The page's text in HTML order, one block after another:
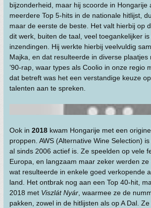
bijzonderheid, maar hij scoorde in Hongarije
meerdere Top 5-hits in de nationale hitlijst,
maar de eerste de beste. Het valt hierbij op
dit werk, buiten de taal, veel toegankelijker
inzendingen. Hij werkte hierbij veelvuldig
Majka, en dat resulteerde in diverse plaatjes
’90-rap, waar types als Coolio in onze regio
dat betreft was het een verstandige keuze
talenten aan te spreken.
Ook in 2018 kwam Hongarije met een
proppen. AWS (Alternative Wine Selection)
al sinds 2006 actief is. Ze speelden op vele
Europa, en langzaam maar zeker werden ze
wat resulteerde in enkele goed verkopende
land. Het ontbrak nog aan een Top 40-hit,
2018 met Viszlát Nyár , waarmee ze de
pakken, zowel in de hitlijsten als op A Dal.